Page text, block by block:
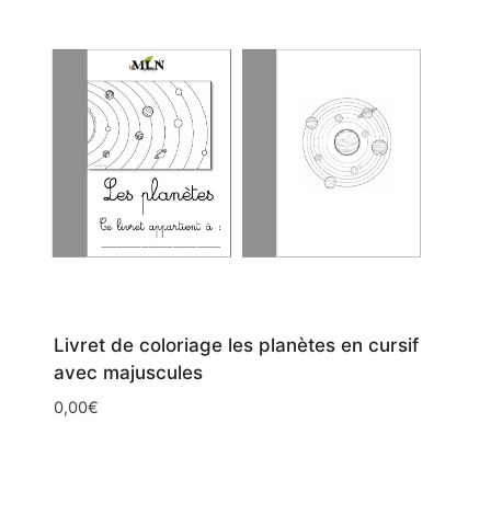
solaire
Livret de coloriage les planètes en cursif
avec majuscules
0,00€